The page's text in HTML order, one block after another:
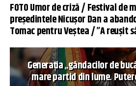
FOTO Umor de criză / Festival de
președintele Nicușor Dan a
Tomac pentru Veștea / ”A reușit
Generația „gândacilor de
mare partid din lume.